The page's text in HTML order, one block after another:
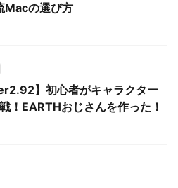
Macの選び方
】初心者がキャラクター
！EARTHおじさんを作った！